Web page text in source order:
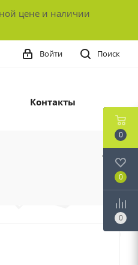
цене и наличии
Поиск
Войти
Контакты
0
0
0